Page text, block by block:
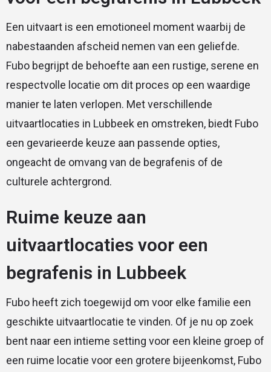
Een uitvaart is een emotioneel moment waarbij de
nabestaanden afscheid nemen van een geliefde.
Fubo begrijpt de behoefte aan een rustige, serene en
respectvolle locatie om dit proces op een waardige
manier te laten verlopen. Met verschillende
uitvaartlocaties in Lubbeek en omstreken, biedt Fubo
een gevarieerde keuze aan passende opties,
ongeacht de omvang van de begrafenis of de
culturele achtergrond.
Ruime keuze aan
uitvaartlocaties voor een
begrafenis in Lubbeek
Fubo heeft zich toegewijd om voor elke familie een
geschikte uitvaartlocatie te vinden. Of je nu op zoek
bent naar een intieme setting voor een kleine groep of
een ruime locatie voor een grotere bijeenkomst, Fubo